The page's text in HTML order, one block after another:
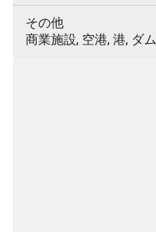
その他
商業施設, 空港, 港, ダム